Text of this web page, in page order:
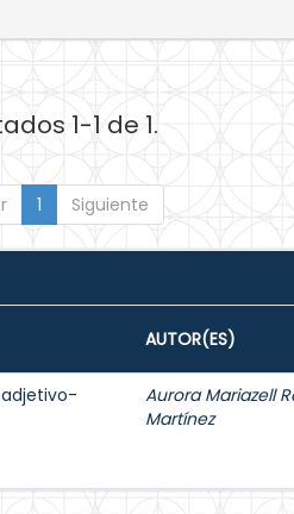
1-1 de 1.
1 Siguiente
AUTOR(ES)
Aurora Mariazell
Martínez